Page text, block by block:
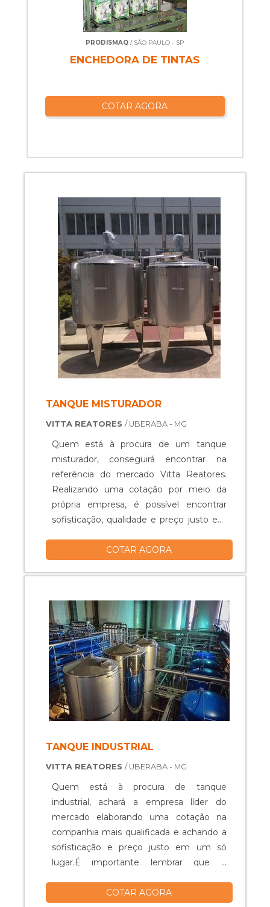
PRODISMAQ / SÃO PAULO - SP
ENCHEDORA DE TINTAS
COTAR AGORA
TANQUE MISTURADOR
VITTA REATORES / UBERABA - MG
Quem está à procura de um tanque
misturador, conseguirá encontrar na
referência do mercado Vitta Reatores.
Realizando uma cotação por meio da
própria empresa, é possível encontrar
sofisticação, qualidade e preço justo em
misturador, com os colaboradores da
benefício com equipamentos específicos
mais diversos tipos de prod...
COTAR AGORA
TANQUE INDUSTRIAL
VITTA REATORES / UBERABA - MG
Quem está à procura de tanque
industrial, achará a empresa líder do
mercado elaborando uma cotação na
companhia mais qualificada e achando a
sofisticação e preço justo em um só
lugar.É importante lembrar que o
empresas especializadas. Esse tipo de
COTAR AGORA